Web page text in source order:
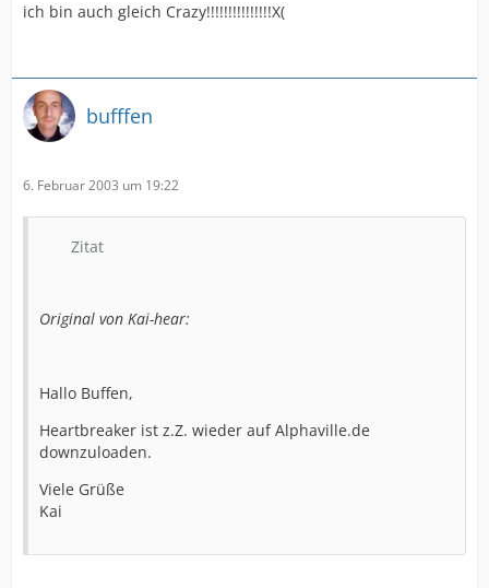
ich bin auch gleich Crazy!!!!!!!!!!!!!!!X(
bufffen
6. Februar 2003 um 19:22
Zitat
Original von Kai-hear:
Hallo Buffen,
Heartbreaker ist z.Z. wieder auf Alphaville.de
downzuloaden.
Viele Grüße
Kai